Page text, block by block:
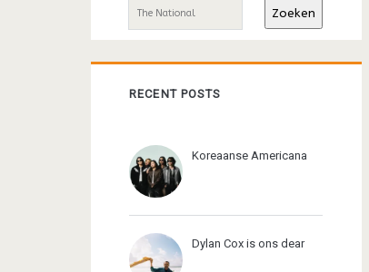
sidebar
Zoeken
RECENT POSTS
Koreaanse Americana
Dylan Cox is ons dear